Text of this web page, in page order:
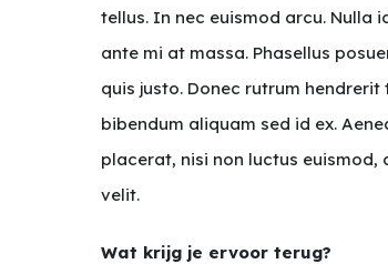
tellus. In nec euismod arcu. Nulla
ante mi at massa. Phasellus
quis justo. Donec rutrum
bibendum aliquam sed id ex.
placerat, nisi non luctus euismod,
velit.
Wat krijg je ervoor terug?